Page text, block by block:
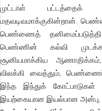
முட்டாள் பட்டத்தைக்
மதவடிவமாக்குகின்றான்.
பெண்ணைத்
பெண்ணின் கல்வி
சூனியமாக்கிய
விலக்கி வைத்தும்,
இந்த இந்துக்
இயற்கையான இயல்பான அன்பு,